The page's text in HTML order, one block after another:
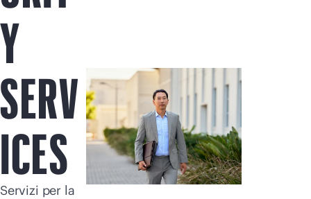
Y
SERV
ICES
Servizi per la